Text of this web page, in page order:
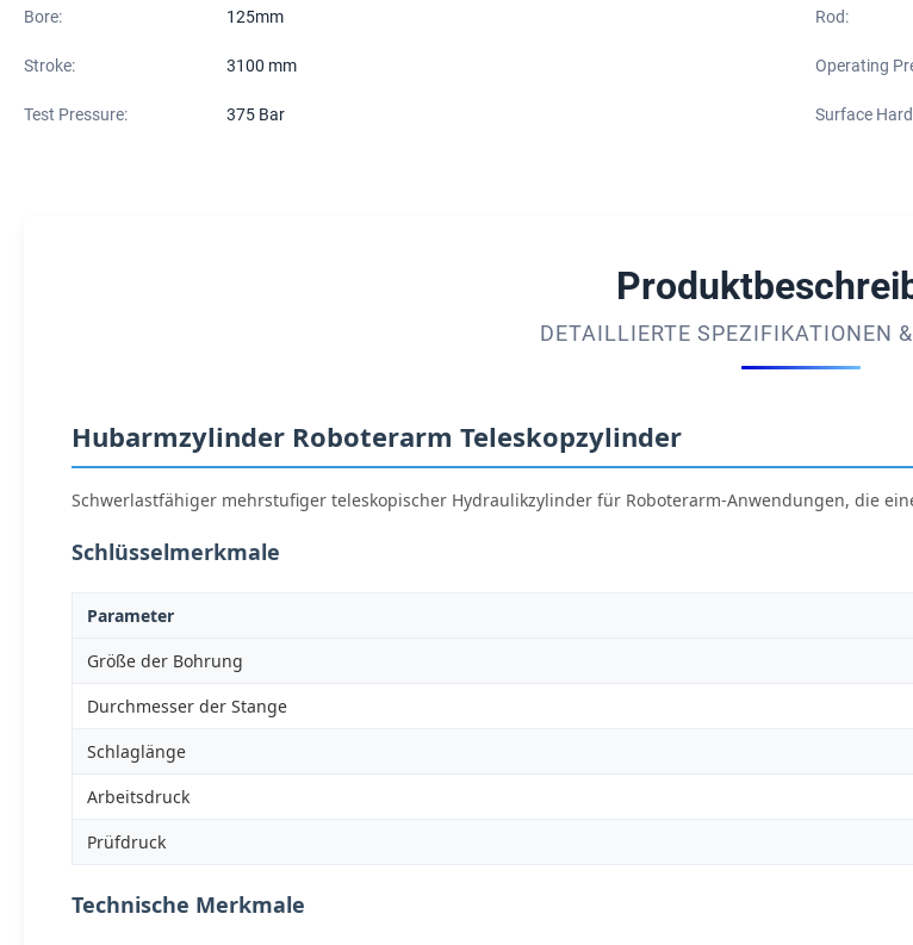
Bore: 125mm Rod:
Stroke: 3100 mm Operating
Test Pressure: 375 Bar Surface
DETAILLIERTE SPEZIFIKATIONEN
Hubarmzylinder Roboterarm Teleskopzylinder
Schwerlastfähiger mehrstufiger teleskopischer Hydraulikzylinder für Roboterarm-Anwendungen, die
Schlüsselmerkmale
Parameter
Größe der Bohrung
Durchmesser der Stange
Schlaglänge
Arbeitsdruck
Prüfdruck
Technische Merkmale